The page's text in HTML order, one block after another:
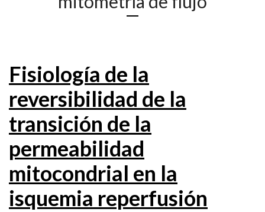
Fisiología de la
reversibilidad de la
transición de la
permeabilidad
mitocondrial en la
isquemia reperfusión